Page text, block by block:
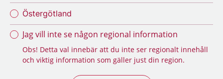
Östergötland
Jag vill inte se någon regional information
Obs! Detta val innebär att du inte ser regionalt innehåll
och viktig information som gäller just din region.